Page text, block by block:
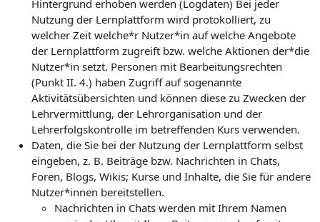
Hintergrund erhoben werden (Logdaten) Bei jeder
Nutzung der Lernplattform wird protokolliert, zu
welcher Zeit welche*r Nutzer*in auf welche Angebote
der Lernplattform zugreift bzw. welche Aktionen der*die
Nutzer*in setzt. Personen mit Bearbeitungsrechten
(Punkt II. 4.) haben Zugriff auf sogenannte
Aktivitätsübersichten und können diese zu Zwecken der
Lehrvermittlung, der Lehrorganisation und der
Lehrerfolgskontrolle im betreffenden Kurs verwenden.
Daten, die Sie bei der Nutzung der Lernplattform selbst
eingeben, z. B. Beiträge bzw. Nachrichten in Chats,
Foren, Blogs, Wikis; Kurse und Inhalte, die Sie für andere
Nutzer*innen bereitstellen.
Nachrichten in Chats werden mit Ihrem Namen